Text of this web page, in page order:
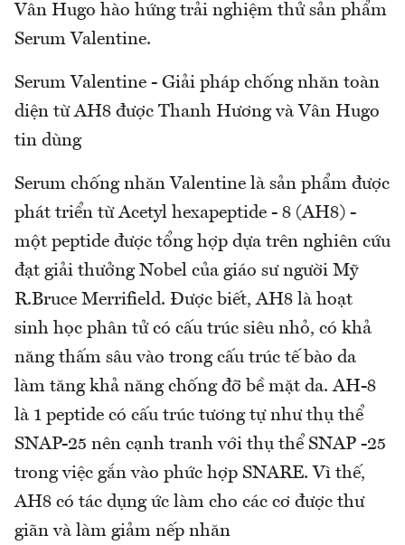
Vân Hugo hào hứng trải nghiệm thử sản phẩm
Serum Valentine.
Serum Valentine - Giải pháp chống nhăn toàn
diện từ AH8 được Thanh Hương và Vân Hugo
tin dùng
Serum chống nhăn Valentine là sản phẩm được
phát triển từ Acetyl hexapeptide - 8 (AH8) -
một peptide được tổng hợp dựa trên nghiên cứu
đạt giải thưởng Nobel của giáo sư người Mỹ
R.Bruce Merrifield. Được biết, AH8 là hoạt
sinh học phân tử có cấu trúc siêu nhỏ, có khả
năng thấm sâu vào trong cấu trúc tế bào da
làm tăng khả năng chống đỡ bề mặt da. AH-8
là 1 peptide có cấu trúc tương tự như thụ thể
SNAP-25 nên cạnh tranh với thụ thể SNAP -25
trong việc gắn vào phức hợp SNARE. Vì thế,
AH8 có tác dụng ức làm cho các cơ được thư
giãn và làm giảm nếp nhăn